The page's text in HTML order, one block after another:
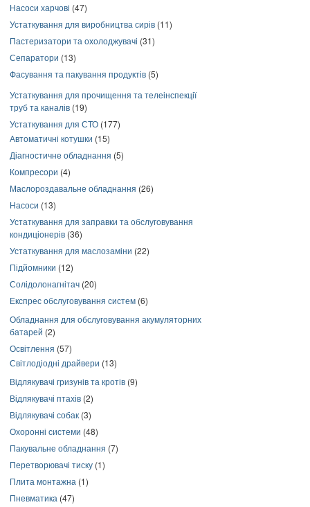
Насоси харчові (47)
Устаткування для виробництва сирів (11)
Пастеризатори та охолоджувачі (31)
Сепаратори (13)
Фасування та пакування продуктів (5)
Устаткування для прочищення та телеінспекції
труб та каналів (19)
Устаткування для СТО (177)
Автоматичні котушки (15)
Діагностичне обладнання (5)
Компресори (4)
Маслороздавальне обладнання (26)
Насоси (13)
Устаткування для заправки та обслуговування
кондиціонерів (36)
Устаткування для маслозаміни (22)
Підйомники (12)
Солідолонагнітач (20)
Експрес обслуговування систем (6)
Обладнання для обслуговування акумуляторних
батарей (2)
Освітлення (57)
Світлодіодні драйвери (13)
Відлякувачі гризунів та кротів (9)
Відлякувачі птахів (2)
Відлякувачі собак (3)
Охоронні системи (48)
Пакувальне обладнання (7)
Перетворювачі тиску (1)
Плита монтажна (1)
Пневматика (47)